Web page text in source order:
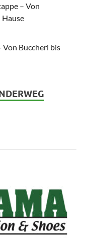
– Von
Hause
Von Buccheri bis